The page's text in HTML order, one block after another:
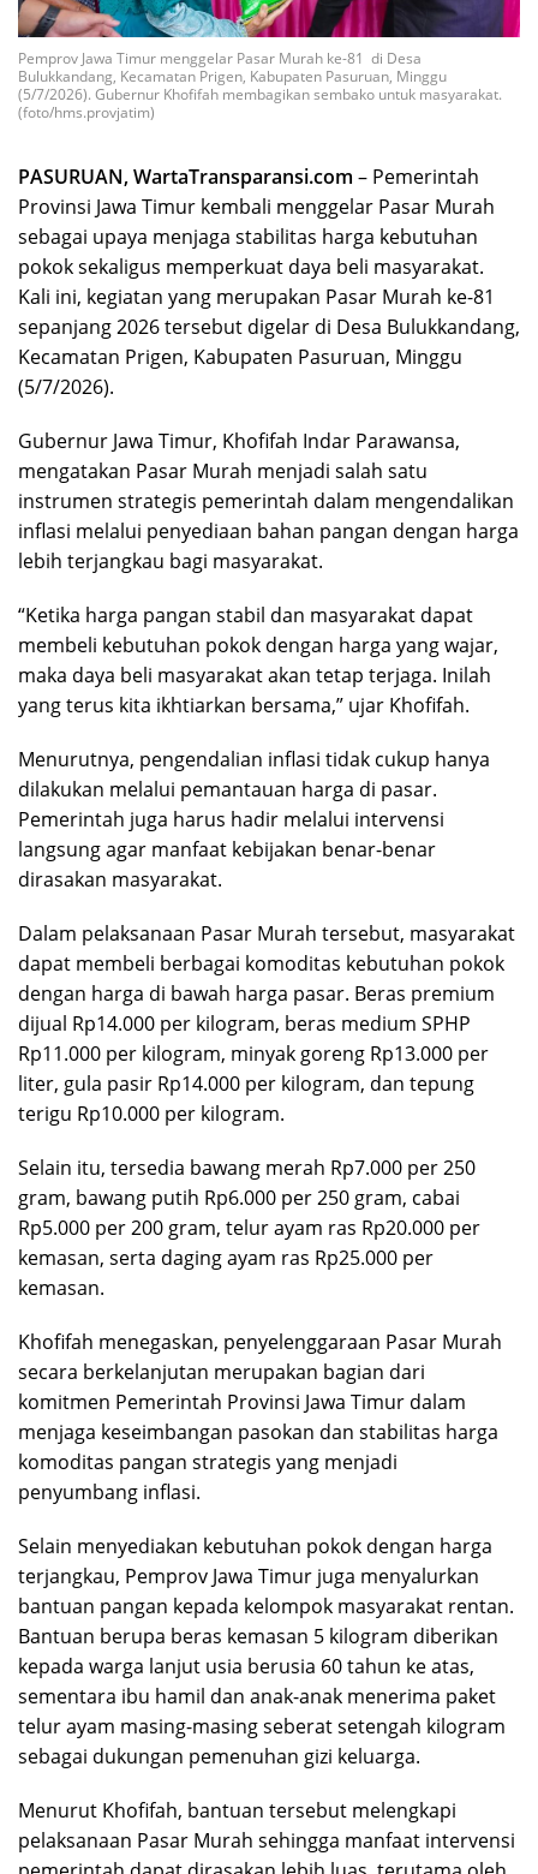
Pemprov Jawa Timur menggelar Pasar Murah ke-81 di Desa
Bulukkandang, Kecamatan Prigen, Kabupaten Pasuruan, Minggu
(5/7/2026). Gubernur Khofifah membagikan sembako untuk masyarakat.
(foto/hms.provjatim)
PASURUAN, WartaTransparansi.com – Pemerintah
Provinsi Jawa Timur kembali menggelar Pasar Murah
sebagai upaya menjaga stabilitas harga kebutuhan
pokok sekaligus memperkuat daya beli masyarakat.
Kali ini, kegiatan yang merupakan Pasar Murah ke-81
sepanjang 2026 tersebut digelar di Desa Bulukkandang,
Kecamatan Prigen, Kabupaten Pasuruan, Minggu
(5/7/2026).
Gubernur Jawa Timur, Khofifah Indar Parawansa,
mengatakan Pasar Murah menjadi salah satu
instrumen strategis pemerintah dalam mengendalikan
inflasi melalui penyediaan bahan pangan dengan harga
lebih terjangkau bagi masyarakat.
“Ketika harga pangan stabil dan masyarakat dapat
membeli kebutuhan pokok dengan harga yang wajar,
maka daya beli masyarakat akan tetap terjaga. Inilah
yang terus kita ikhtiarkan bersama,” ujar Khofifah.
Menurutnya, pengendalian inflasi tidak cukup hanya
dilakukan melalui pemantauan harga di pasar.
Pemerintah juga harus hadir melalui intervensi
langsung agar manfaat kebijakan benar-benar
dirasakan masyarakat.
Dalam pelaksanaan Pasar Murah tersebut, masyarakat
dapat membeli berbagai komoditas kebutuhan pokok
dengan harga di bawah harga pasar. Beras premium
dijual Rp14.000 per kilogram, beras medium SPHP
Rp11.000 per kilogram, minyak goreng Rp13.000 per
liter, gula pasir Rp14.000 per kilogram, dan tepung
terigu Rp10.000 per kilogram.
Selain itu, tersedia bawang merah Rp7.000 per 250
gram, bawang putih Rp6.000 per 250 gram, cabai
Rp5.000 per 200 gram, telur ayam ras Rp20.000 per
kemasan, serta daging ayam ras Rp25.000 per
kemasan.
Khofifah menegaskan, penyelenggaraan Pasar Murah
secara berkelanjutan merupakan bagian dari
komitmen Pemerintah Provinsi Jawa Timur dalam
menjaga keseimbangan pasokan dan stabilitas harga
komoditas pangan strategis yang menjadi
penyumbang inflasi.
Selain menyediakan kebutuhan pokok dengan harga
terjangkau, Pemprov Jawa Timur juga menyalurkan
bantuan pangan kepada kelompok masyarakat rentan.
Bantuan berupa beras kemasan 5 kilogram diberikan
kepada warga lanjut usia berusia 60 tahun ke atas,
sementara ibu hamil dan anak-anak menerima paket
telur ayam masing-masing seberat setengah kilogram
sebagai dukungan pemenuhan gizi keluarga.
Menurut Khofifah, bantuan tersebut melengkapi
pelaksanaan Pasar Murah sehingga manfaat intervensi